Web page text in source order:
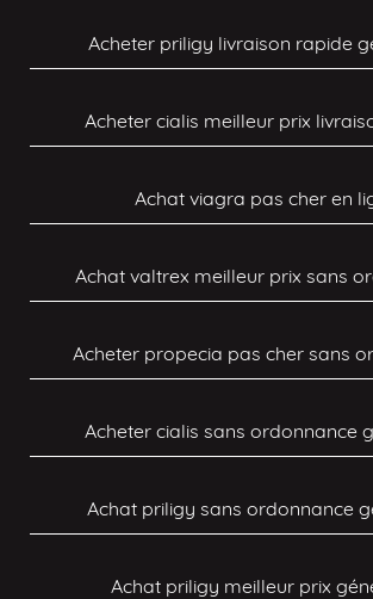
Acheter priligy livraison rapide
Acheter cialis meilleur prix
Achat viagra pas cher en
Achat valtrex meilleur prix sans
Acheter propecia pas cher sans
Acheter cialis sans ordonnance
Achat priligy sans ordonnance
Achat priligy meilleur prix